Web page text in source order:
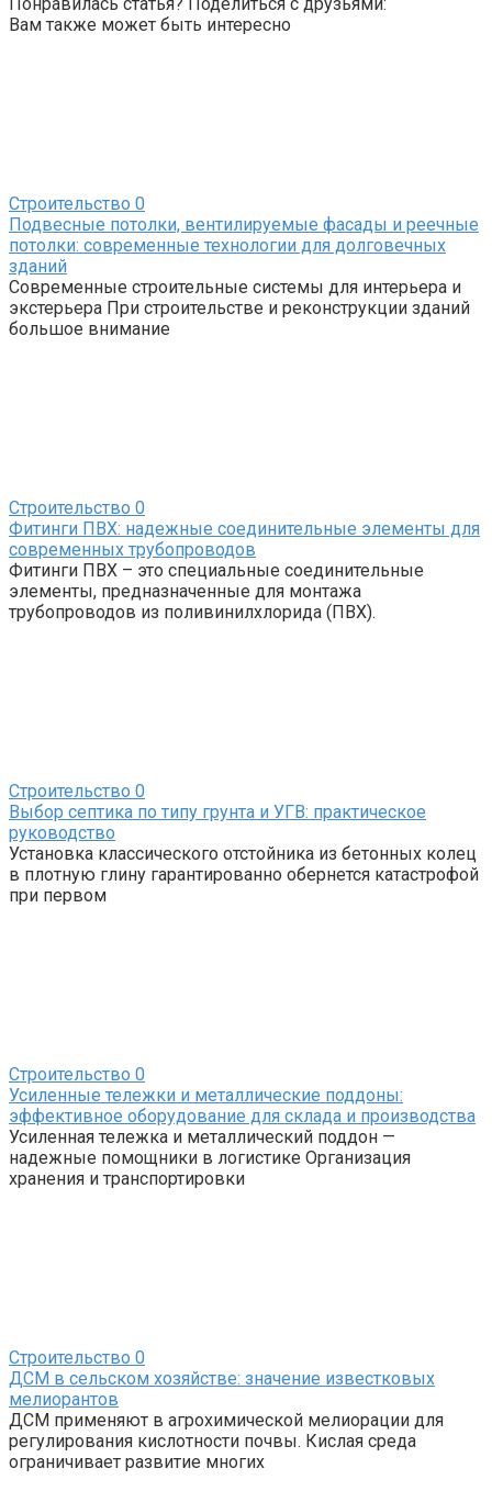
Вам также может быть интересно
Строительство 0
Подвесные потолки, вентилируемые фасады и реечные
потолки: современные технологии для долговечных
зданий
Современные строительные системы для интерьера и
экстерьера При строительстве и реконструкции зданий
большое внимание
Строительство 0
Фитинги ПВХ: надежные соединительные элементы для
современных трубопроводов
Фитинги ПВХ – это специальные соединительные
элементы, предназначенные для монтажа
трубопроводов из поливинилхлорида (ПВХ).
Строительство 0
Выбор септика по типу грунта и УГВ: практическое
руководство
Установка классического отстойника из бетонных колец
в плотную глину гарантированно обернется катастрофой
при первом
Строительство 0
Усиленные тележки и металлические поддоны:
эффективное оборудование для склада и производства
Усиленная тележка и металлический поддон —
надежные помощники в логистике Организация
хранения и транспортировки
Строительство 0
ДСМ в сельском хозяйстве: значение известковых
мелиорантов
ДСМ применяют в агрохимической мелиорации для
регулирования кислотности почвы. Кислая среда
ограничивает развитие многих